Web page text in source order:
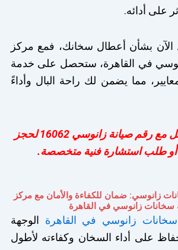
على أدائه.
الآن بشأن أعطال سخانك، فمع مركز
في القاهرة، ستحصل على خدمة
مما يضمن لك راحة البال وأداءً
لا تتردد في التواصل مع رقم صيانة زانوسي 16062 لحجز
أو طلب استشارة فنية متخصصة.
زانوسي: ضمان للكفاءة والأمان مع مركز
سخانات زانوسي في القاهرة
زانوسي في القاهرة الوجهة
على أداء السخان وكفاءته لأطول